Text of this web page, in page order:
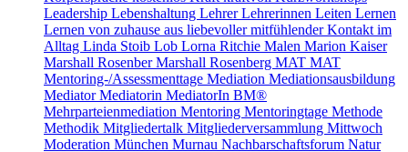
Leadership Lebenshaltung LehrerLehrerinnen Leiten Lernen
Lernen von zuhause aus liebevoller mitfühlender Kontakt im
Alltag Linda Stoib Lob Lorna Ritchie Malen Marion Kaiser
Marshall RosenberMarshall Rosenberg MAT MAT
Mentoring-/Assessmenttage Mediation Mediationsausbildung
MediatorMediatorin MediatorIn BM®
Mehrparteienmediation Mentoring Mentoringtage Methode
Methodik Mitgliedertalk Mitgliederversammlung Mittwoch
Moderation München Murnau Nachbarschaftsforum Natur